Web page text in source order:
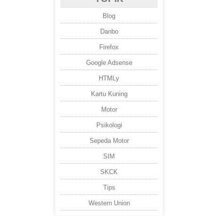
Blog
Danbo
Firefox
Google Adsense
HTMLy
Kartu Kuning
Motor
Psikologi
Sepeda Motor
SIM
SKCK
Tips
Western Union